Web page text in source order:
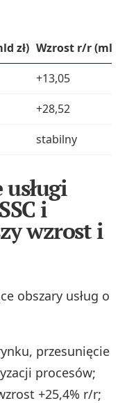
zł) Wzrost r/r (mld
+13,05
+28,52
stabilny
i
wzrost i
obszary usług o
przesunięcie
procesów;
+25,4% r/r;